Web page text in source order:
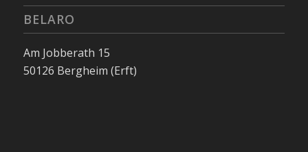
BELARO
Am Jobberath 15
50126 Bergheim (Erft)